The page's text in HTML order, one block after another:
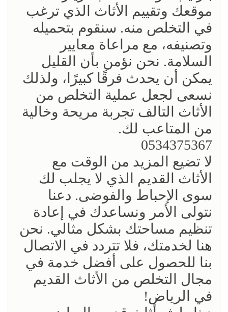
موقعك وتقييم الأثاث الذي ترغب
في التخلص منه. سنقوم بتحميله
وتصنيفه، مع مراعاة معايير
السلامة. نحن نؤمن بأن القليل
يمكن أن يحدث فرقًا كبيرًا، ولذلك
نسعى لجعل عملية التخلص من
الأثاث التالف تجربة مريحة وخالية
من المتاعب لك.
0534375367
لا تضيع المزيد من الوقت مع
الأثاث القديم الذي لا يجلب لك
سوى الإحباط والفوضى. دعنا
نتولى الأمر ونساعدك في إعادة
تنظيم مساحتك بشكل مثالي. نحن
هنا لخدمتك، فلا تتردد في الاتصال
بنا للحصول على أفضل خدمة في
مجال التخلص من الأثاث القديم
في الرياض!